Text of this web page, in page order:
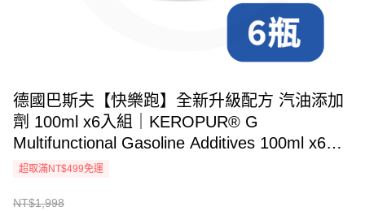
德國巴斯夫【快樂跑】全新升級配方 汽油添加
劑 100ml x6入組｜KEROPUR® G
Multifunctional Gasoline Additives 100ml x6
Bottles
超取滿NT$499免運
NT$1,998